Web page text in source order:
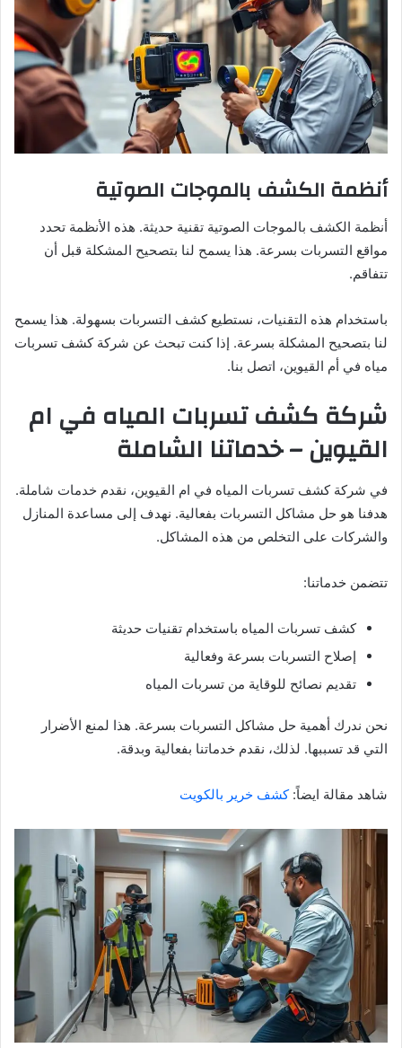
أنظمة الكشف بالموجات الصوتية
أنظمة الكشف بالموجات الصوتية تقنية حديثة. هذه الأنظمة تحدد
مواقع التسربات بسرعة. هذا يسمح لنا بتصحيح المشكلة قبل أن
تتفاقم.
باستخدام هذه التقنيات، نستطيع كشف التسربات بسهولة. هذا يسمح
لنا بتصحيح المشكلة بسرعة. إذا كنت تبحث عن شركة كشف تسربات
مياه في أم القيوين، اتصل بنا.
شركة كشف تسربات المياه في ام
القيوين – خدماتنا الشاملة
في شركة كشف تسربات المياه في ام القيوين، نقدم خدمات شاملة.
هدفنا هو حل مشاكل التسربات بفعالية. نهدف إلى مساعدة المنازل
والشركات على التخلص من هذه المشاكل.
تتضمن خدماتنا:
كشف تسربات المياه باستخدام تقنيات حديثة
إصلاح التسربات بسرعة وفعالية
تقديم نصائح للوقاية من تسربات المياه
نحن ندرك أهمية حل مشاكل التسربات بسرعة. هذا لمنع الأضرار
التي قد تسببها. لذلك، نقدم خدماتنا بفعالية وبدقة.
شاهد مقالة ايضاً:كشف خرير بالكويت